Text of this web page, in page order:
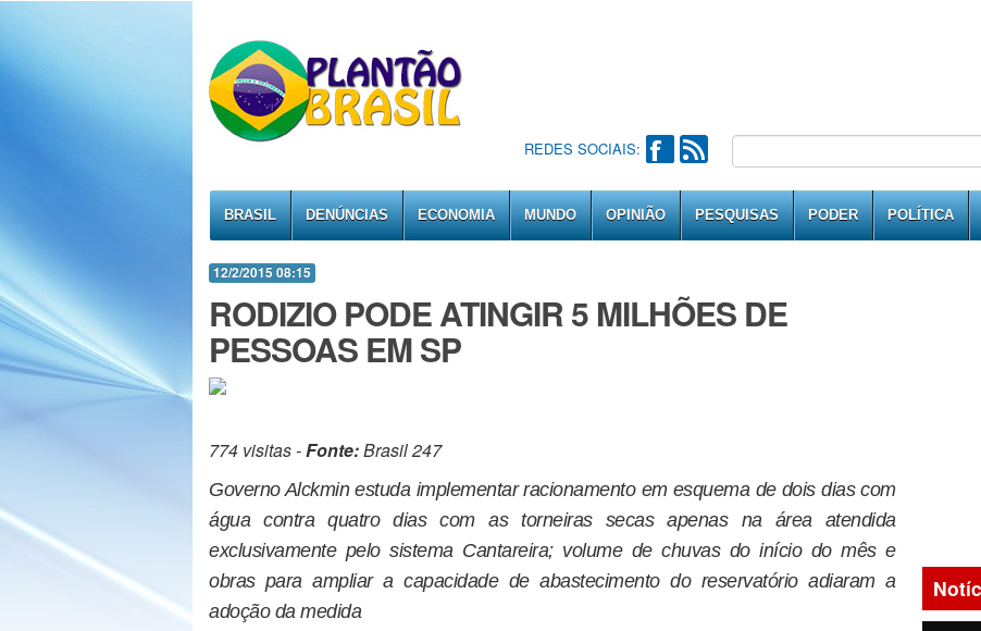
REDES SOCIAIS:
BRASIL DENÚNCIAS ECONOMIA MUNDO OPINIÃO PESQUISAS PODER POLÍTICA
12/2/2015 08:15
RODIZIO PODE ATINGIR 5 MILHÕES DE
PESSOAS EM SP
774 visitas -Fonte:Brasil 247
Governo Alckmin estuda implementar racionamento em esquema de dois dias com
água contra quatro dias com as torneiras secas apenas na área atendida
exclusivamente pelo sistema Cantareira; volume de chuvas do início do mês e
obras para ampliar a capacidade de abastecimento do reservatório adiaram a
adoção da medida